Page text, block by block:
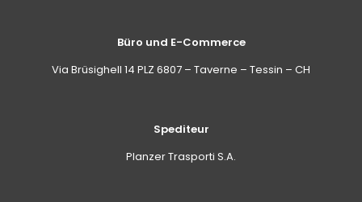
Büro und E-Commerce
Via Brüsighell 14 PLZ 6807 – Taverne – Tessin – CH
Spediteur
Planzer Trasporti S.A.